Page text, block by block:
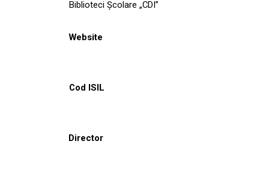
Biblioteci Școlare „CDI”
Website
Cod ISIL
Director